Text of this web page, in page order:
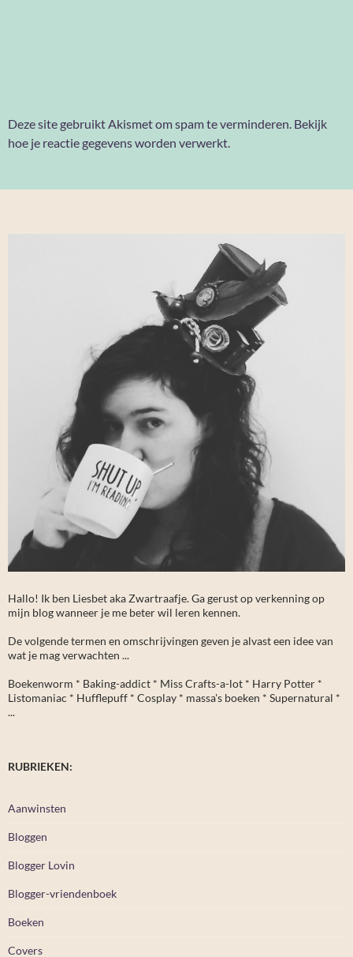
Deze site gebruikt Akismet om spam te verminderen. Bekijk
hoe je reactie gegevens worden verwerkt
Hallo! Ik ben Liesbet aka Zwartraafje. Ga gerust op verkenning op
mijn blog wanneer je me beter wil leren kennen.
De volgende termen en omschrijvingen geven je alvast een idee van
wat je mag verwachten ...
Boekenworm * Baking-addict * Miss Crafts-a-lot * Harry Potter *
Listomaniac * Hufflepuff * Cosplay * massa's boeken * Supernatural *
...
RUBRIEKEN:
Aanwinsten
Bloggen
Blogger Lovin
Blogger-vriendenboek
Boeken
Covers